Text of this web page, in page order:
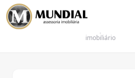
Financiamentos
imobiliário